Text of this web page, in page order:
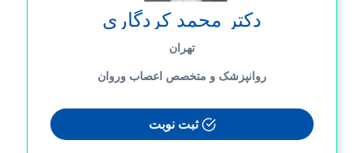
دکتر محمد کردگاری
تهران
روانپزشک و متخصص اعصاب وروان
ثبت نوبت